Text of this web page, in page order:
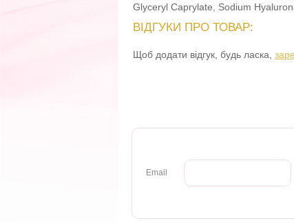
Glyceryl Caprylate, Sodium
ВІДГУКИ ПРО ТОВАР:
Щоб додати відгук, будь ласка,
Email